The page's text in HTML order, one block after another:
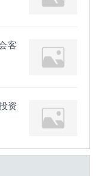
客
资